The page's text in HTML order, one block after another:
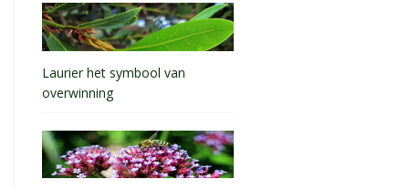
Laurier het symbool van
overwinning